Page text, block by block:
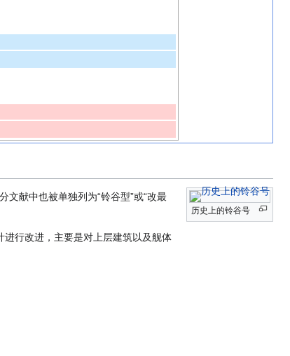
历史上的铃谷号
文献中也被单独列为“铃谷型”或“改最
进行改进，主要是对上层建筑以及舰体